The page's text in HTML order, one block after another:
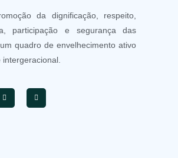
da dignificação, respeito,
participação e segurança das
quadro de envelhecimento ativo